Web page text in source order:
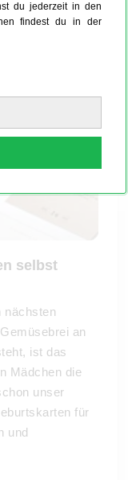
du jederzeit in den
findest du in der
selbst
nächsten
an
ist das
Mädchen die
unser
für
und